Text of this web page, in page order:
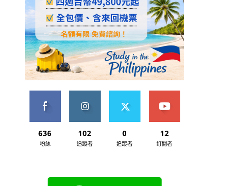
636
粉絲
102
追蹤者
0
追蹤者
12
訂閱者